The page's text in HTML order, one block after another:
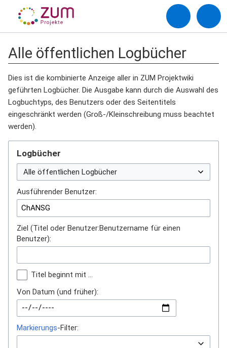
Alle öffentlichen Logbücher
Dies ist die kombinierte Anzeige aller in ZUM Projektwiki
geführten Logbücher. Die Ausgabe kann durch die Auswahl des
Logbuchtyps, des Benutzers oder des Seitentitels
eingeschränkt werden (Groß-/Kleinschreibung muss beachtet
werden).
Logbücher
Ausführender Benutzer:
Ziel (Titel oder Benutzer:Benutzername für einen
Benutzer):
Titel beginnt mit …
Von Datum (und früher):
Markierungs-Filter: